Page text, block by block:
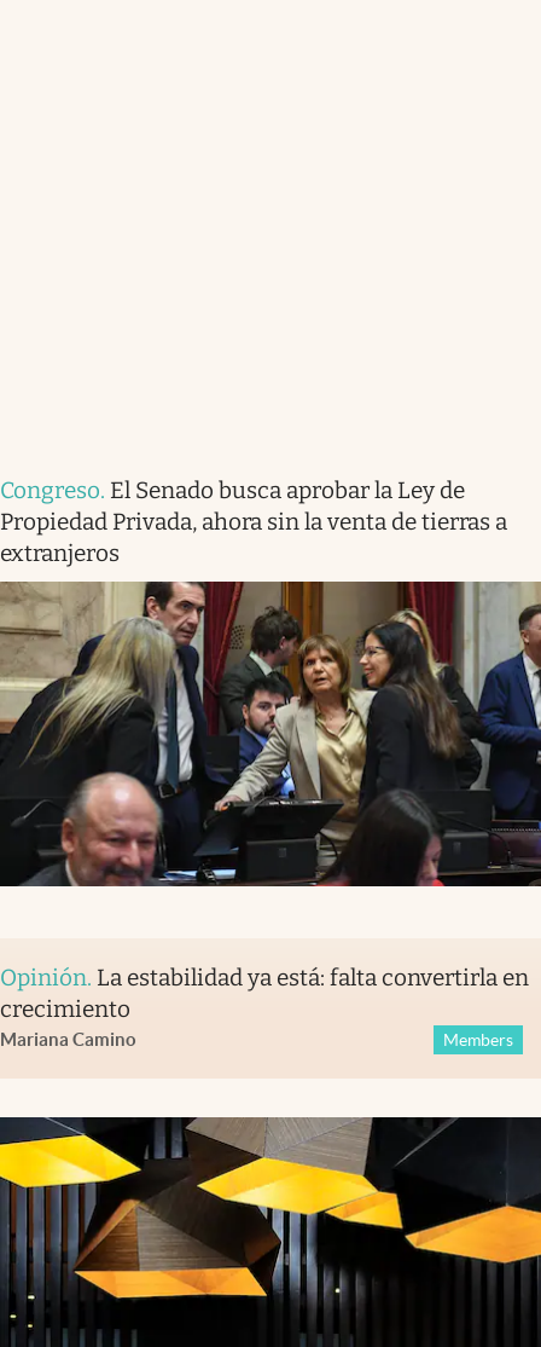
Congreso. El Senado busca aprobar la Ley de
Propiedad Privada, ahora sin la venta de tierras a
extranjeros
Opinión. La estabilidad ya está: falta convertirla en
crecimiento
Mariana Camino Members